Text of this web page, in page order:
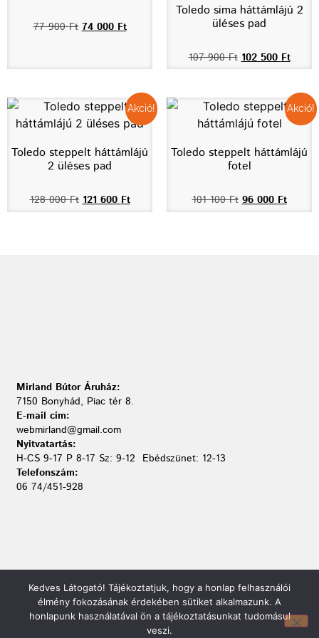
77 900Ft 74 000 Ft
Toledo sima háttámlájú 2
üléses pad
107 900Ft 102 500 Ft
Akció!
Toledo steppelt háttámlájú
2 üléses pad
128 000Ft 121 600Ft
Akció!
Toledo steppelt háttámlájú
fotel
101 100Ft 96 000Ft
Mirland Bútor Áruház:
7150 Bonyhád, Piac tér 8.
E-mail cím:
webmirland@gmail.com
Nyitvatartás:
H-CS 9-17 P 8-17 Sz: 9-12 Ebédszünet: 12-13
Telefonszám:
06 74/451-928
Kedves Látogató! Tájékoztatjuk, hogy a honlap felhasználói
élmény fokozásának érdekében sütiket alkalmazunk. A
honlapunk használatával ön a tájékoztatásunkat tudomásul
veszi.